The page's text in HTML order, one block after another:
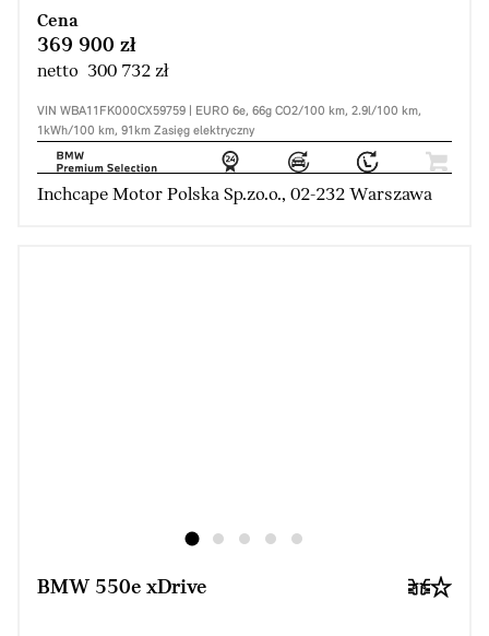
Cena
369 900 zł
netto 300 732 zł
VIN WBA11FK000CX59759 | EURO 6e, 66g CO2/100 km, 2.9l/100 km,
1kWh/100 km, 91km Zasięg elektryczny
Inchcape Motor Polska Sp.zo.o., 02-232 Warszawa
BMW 550e xDrive